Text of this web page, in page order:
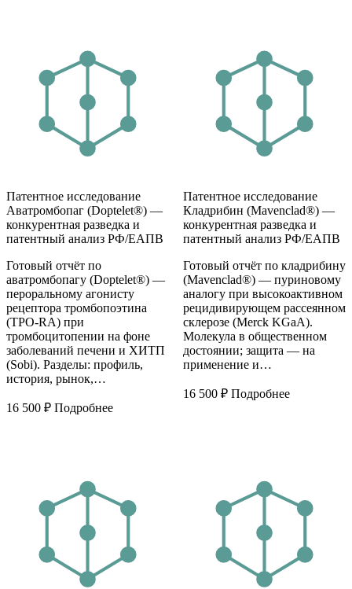
Патентное исследование
Аватромбопаг (Doptelet®) —
конкурентная разведка и
патентный анализ РФ/ЕАПВ
Готовый отчёт по
аватромбопагу (Doptelet®) —
пероральному агонисту
рецептора тромбопоэтина
(TPO-RA) при
тромбоцитопении на фоне
заболеваний печени и ХИТП
(Sobi). Разделы: профиль,
история, рынок,…
16 500 ₽ Подробнее
Патентное исследование
Кладрибин (Mavenclad®) —
конкурентная разведка и
патентный анализ РФ/ЕАПВ
Готовый отчёт по кладрибину
(Mavenclad®) — пуриновому
аналогу при высокоактивном
рецидивирующем рассеянном
склерозе (Merck KGaA).
Молекула в общественном
достоянии; защита — на
применение и…
16 500 ₽ Подробнее